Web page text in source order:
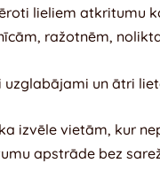
lieliem atkritumu
ražotnēm,
uzglabājami un ātri
izvēle vietām, kur
apstrāde bez